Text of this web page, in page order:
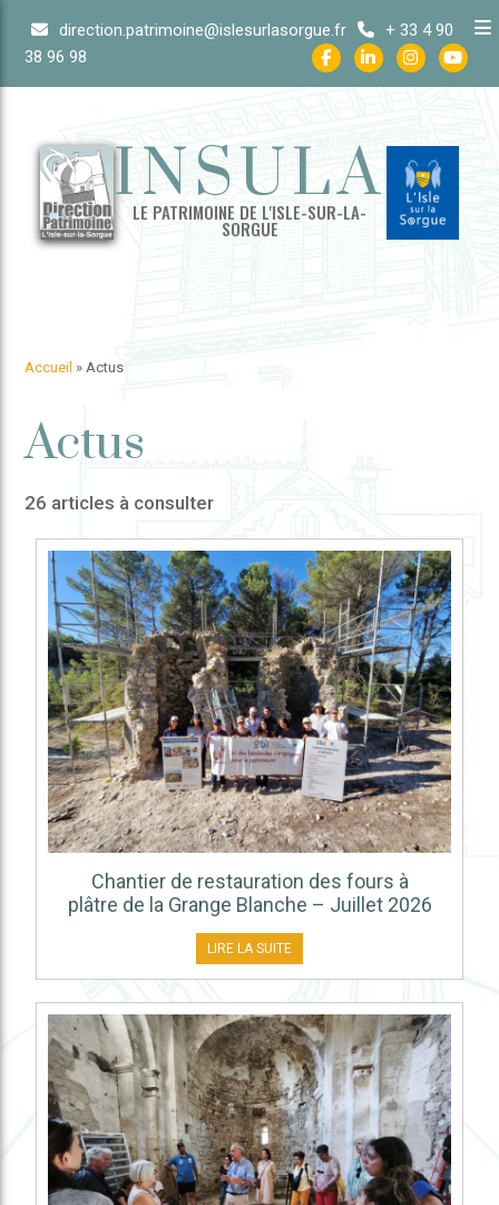
content
direction.patrimoine@islesurlasorgue.fr
+ 33 4 90
38 96 98
INSULA
LE PATRIMOINE DE L'ISLE-SUR-LA-
SORGUE
Accueil »Actus
Actus
26 articles à consulter
Chantier de restauration des fours à
plâtre de la Grange Blanche – Juillet 2026
LIRE LA SUITE